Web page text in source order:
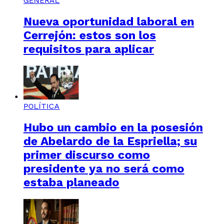
Nueva oportunidad laboral en
Cerrejón: estos son los
requisitos para aplicar
POLÍTICA
Hubo un cambio en la posesión
de Abelardo de la Espriella; su
primer discurso como
presidente ya no será como
estaba planeado